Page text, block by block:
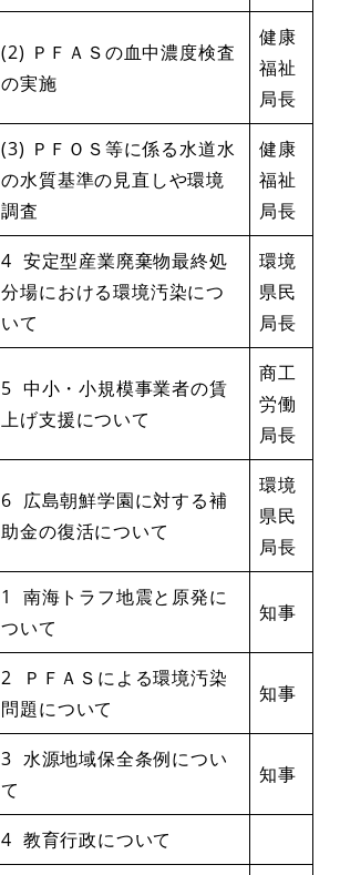
(2) ＰＦＡＳの血中濃度検査
の実施
健康
福祉
局長
(3) ＰＦＯＳ等に係る水道水
の水質基準の見直しや環境
調査
健康
福祉
局長
4 安定型産業廃棄物最終処
分場における環境汚染につ
いて
環境
県民
局長
5 中小・小規模事業者の賃
上げ支援について
商工
労働
局長
6 広島朝鮮学園に対する補
助金の復活について
環境
県民
局長
1 南海トラフ地震と原発に
ついて
知事
2 ＰＦＡＳによる環境汚染
問題について
知事
3 水源地域保全条例につい
て
知事
4 教育行政について